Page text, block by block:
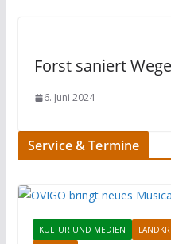
Forst saniert
6. Juni 2024
Service & Termine
KULTUR UND MEDIEN